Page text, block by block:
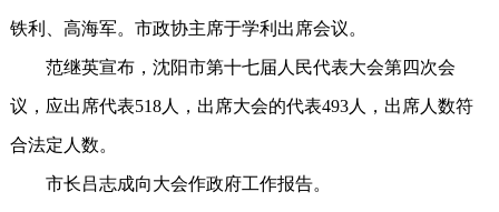
铁利、高海军。市政协主席于学利出席会议。
范继英宣布，沈阳市第十七届人民代表大会第四次会
议，应出席代表518人，出席大会的代表493人，出席人数符
合法定人数。
市长吕志成向大会作政府工作报告。